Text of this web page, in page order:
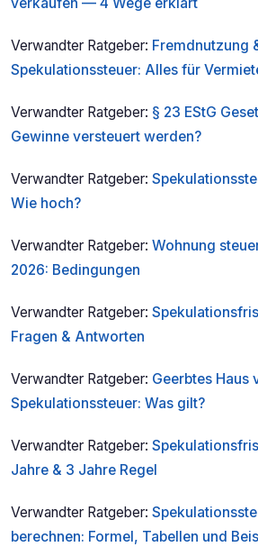
verkaufen — 4 Wege erklärt
Verwandter Ratgeber: Fremdnutzung
Spekulationssteuer: Alles für
Verwandter Ratgeber: § 23 EStG
Gewinne versteuert werden?
Verwandter Ratgeber:
Wie hoch?
Verwandter Ratgeber: Wohnung
2026: Bedingungen
Verwandter Ratgeber:
Fragen & Antworten
Verwandter Ratgeber: Geerbtes Haus
Spekulationssteuer: Was gilt?
Verwandter Ratgeber:
Jahre & 3 Jahre Regel
Verwandter Ratgeber:
berechnen: Formel, Tabellen und